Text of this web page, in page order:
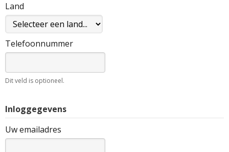
Land
Telefoonnummer
Dit veld is optioneel.
Inloggegevens
Uw emailadres